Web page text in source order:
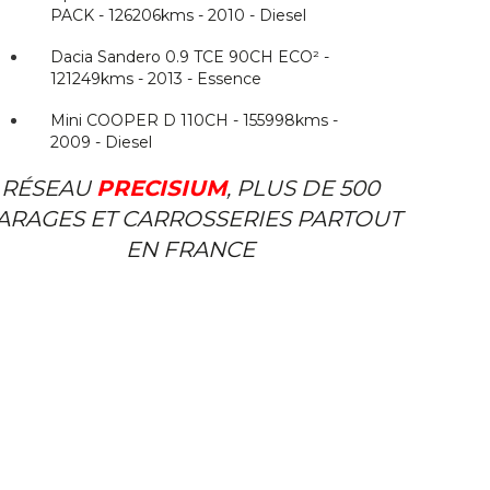
PACK - 126206kms - 2010 - Diesel
Dacia Sandero 0.9 TCE 90CH ECO² -
121249kms - 2013 - Essence
Mini COOPER D 110CH - 155998kms -
2009 - Diesel
RÉSEAU PRECISIUM, PLUS DE 500
ET CARROSSERIES PARTOUT
EN FRANCE